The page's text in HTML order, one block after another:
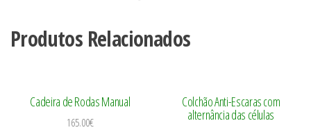
Produtos Relacionados
Cadeira de Rodas Manual
165.00€
Colchão Anti-Escaras com
alternância das células